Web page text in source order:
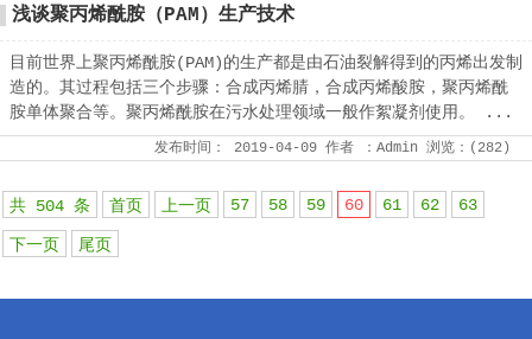
浅谈聚丙烯酰胺（PAM）生产技术
目前世界上聚丙烯酰胺(PAM)的生产都是由石油裂解得到的丙烯出发制
造的。其过程包括三个步骤：合成丙烯腈，合成丙烯酸胺，聚丙烯酰
胺单体聚合等。聚丙烯酰胺在污水处理领域一般作絮凝剂使用。 ...
发布时间： 2019-04-09 作者 ：Admin 浏览：( 282 )
共 504 条 首页 上一页 57 58 59 60 61 62 63
下一页 尾页